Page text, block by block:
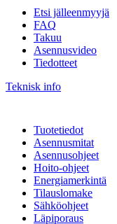
Etsi jälleenmyyjä
FAQ
Takuu
Asennusvideo
Tiedotteet
Teknisk info
Tuotetiedot
Asennusmitat
Asennusohjeet
Hoito-ohjeet
Energiamerkintä
Tilauslomake
Sähköohjeet
Läpiporaus